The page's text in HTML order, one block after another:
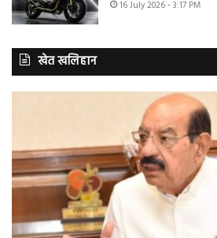
16 July 2026 - 3:17 PM
खेत खलिहान